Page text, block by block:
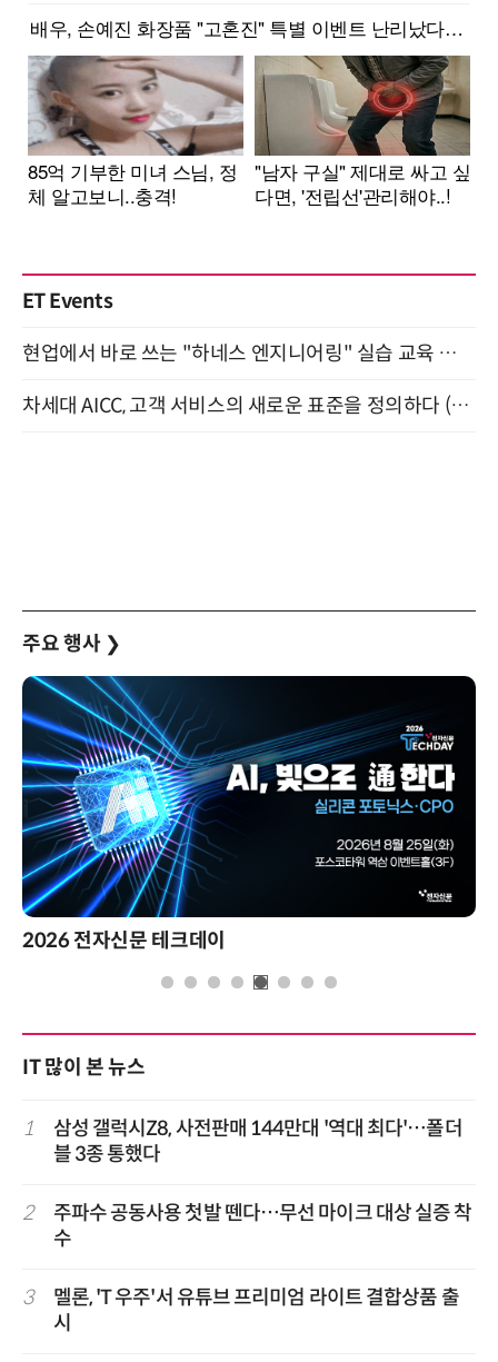
ET Events
현업에서 바로 쓰는 "하네스 엔지니어링" 실습 교육 워크숍 8월 20일 개최
차세대 AICC, 고객 서비스의 새로운 표준을 정의하다 (9/9)
주요 행사 ❯
2026 전자신문 테크데이
IT 많이 본 뉴스
1
삼성 갤럭시Z8, 사전판매 144만대 '역대 최다'…폴더
블 3종 통했다
2
주파수 공동사용 첫발 뗀다…무선 마이크 대상 실증 착
수
3
멜론, 'T 우주'서 유튜브 프리미엄 라이트 결합상품 출
시